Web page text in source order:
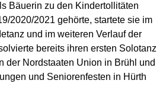
Bäuerin zu den Kindertollitäten
2020/2021 gehörte, startete sie im
und im weiteren Verlauf der
bereits ihren ersten Solotanz
der Nordstaaten Union in Brühl und
und Seniorenfesten in Hürth